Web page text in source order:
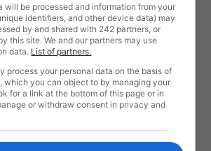
will be processed and information from your
identifiers, and other device data) may
by and shared with 242 partners, or
this site. We and our partners may use
data. List of partners.
process your personal data on the basis of
which you can object to by managing your
for a link at the bottom of this page or in
or withdraw consent in privacy and